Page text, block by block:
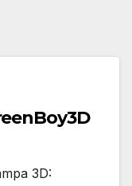
3D: